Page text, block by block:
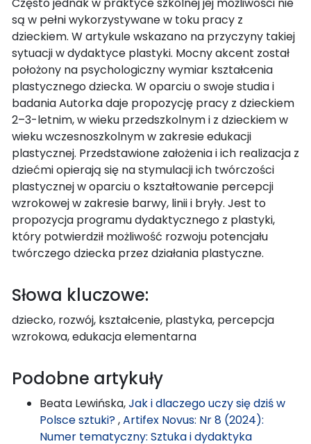
są w pełni wykorzystywane w toku pracy z
dzieckiem. W artykule wskazano na przyczyny takiej
sytuacji w dydaktyce plastyki. Mocny akcent został
położony na psychologiczny wymiar kształcenia
plastycznego dziecka. W oparciu o swoje studia i
badania Autorka daje propozycję pracy z dzieckiem
2–3-letnim, w wieku przedszkolnym i z dzieckiem w
wieku wczesnoszkolnym w zakresie edukacji
plastycznej. Przedstawione założenia i ich realizacja z
dziećmi opierają się na stymulacji ich twórczości
plastycznej w oparciu o kształtowanie percepcji
wzrokowej w zakresie barwy, linii i bryły. Jest to
propozycja programu dydaktycznego z plastyki,
który potwierdził możliwość rozwoju potencjału
twórczego dziecka przez działania plastyczne.
Słowa kluczowe:
dziecko, rozwój, kształcenie, plastyka, percepcja
wzrokowa, edukacja elementarna
Podobne artykuły
Beata Lewińska,Jak i dlaczego uczy się dziś w
Polsce sztuki?,Artifex Novus: Nr 8 (2024):
Numer tematyczny: Sztuka i dydaktyka